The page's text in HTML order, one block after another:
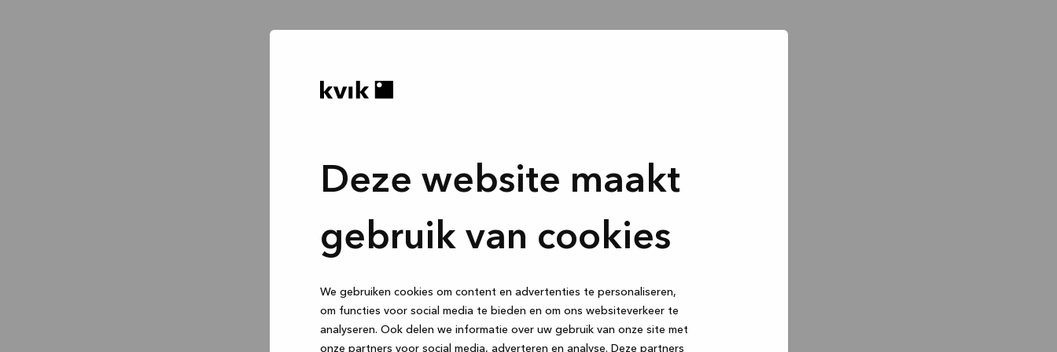
Deze website maakt
gebruik van cookies
We gebruiken cookies om content en advertenties te personaliseren,
om functies voor social media te bieden en om ons websiteverkeer te
analyseren. Ook delen we informatie over uw gebruik van onze site met
onze partners voor social media, adverteren en analyse. Deze partners